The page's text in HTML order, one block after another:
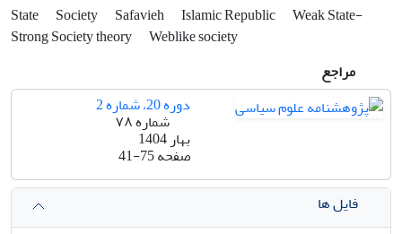
State Society Safavieh Islamic Republic
Weak State-
Strong Society theory
Weblike society
مراجع
دوره 20، شماره 2
شماره ۷۸
بهار 1404
صفحه41-75
فایل ها